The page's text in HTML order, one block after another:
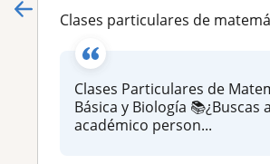
Clases particulares de
Clases Particulares de
Básica y Biología 📚¿Buscas
académico person...